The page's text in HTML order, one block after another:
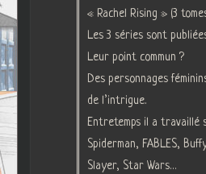
« Rachel Rising » (3
Les 3 séries sont
Leur point commun ?
Des personnages
de l’intrigue.
Entretemps il a travaillé
Spiderman, FABLES,
Slayer, Star Wars…